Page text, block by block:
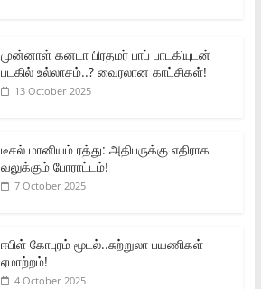
முன்னாள் கனடா பிரதமர் பாப் பாடகியுடன்
படகில் உல்லாசம்..? வைரலான காட்சிகள்!
13 October 2025
டீசல் மானியம் ரத்து: அதிபருக்கு எதிராக
வலுக்கும் போராட்டம்!
7 October 2025
ஈபிள் கோபுரம் மூடல்..சுற்றுலா பயணிகள்
ஏமாற்றம்!
4 October 2025